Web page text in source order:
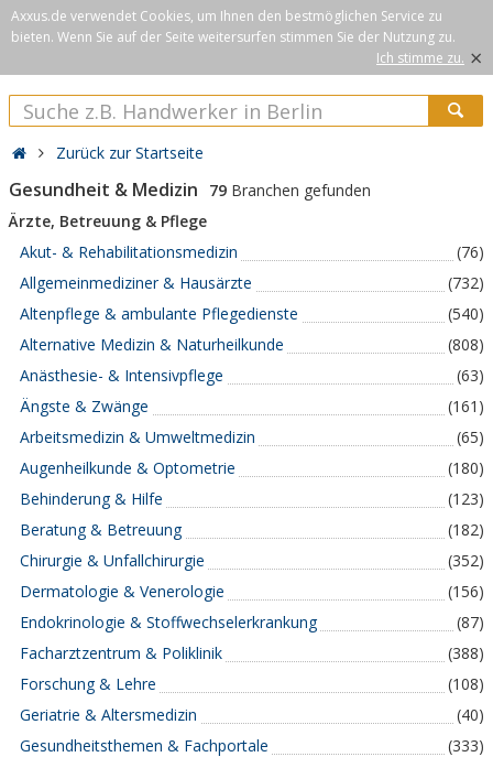
Axxus.de verwendet Cookies, um Ihnen den bestmöglichen Service zu
bieten. Wenn Sie auf der Seite weitersurfen stimmen Sie der Nutzung zu.
Ich stimme zu. ×
Zurück zur Startseite
Gesundheit & Medizin 79 Branchen gefunden
Ärzte, Betreuung & Pflege
Akut- & Rehabilitationsmedizin
(76)
Allgemeinmediziner & Hausärzte
(732)
Altenpflege & ambulante Pflegedienste
(540)
Alternative Medizin & Naturheilkunde
(808)
Anästhesie- & Intensivpflege
(63)
Ängste & Zwänge
(161)
Arbeitsmedizin & Umweltmedizin
(65)
Augenheilkunde & Optometrie
(180)
Behinderung & Hilfe
(123)
Beratung & Betreuung
(182)
Chirurgie & Unfallchirurgie
(352)
Dermatologie & Venerologie
(156)
Endokrinologie & Stoffwechselerkrankung
(87)
Facharztzentrum & Poliklinik
(388)
Forschung & Lehre
(108)
Geriatrie & Altersmedizin
(40)
Gesundheitsthemen & Fachportale
(333)